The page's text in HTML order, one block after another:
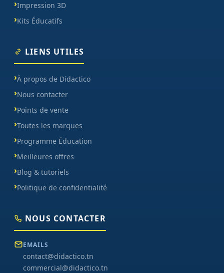
Impression 3D
Kits Éducatifs
LIENS UTILES
À propos de Didactico
Nous contacter
Points de vente
Toutes les marques
Programme Éducation
Meilleures offres
Blog & tutoriels
Politique de confidentialité
NOUS CONTACTER
EMAILS
contact@didactico.tn
commercial@didactico.tn